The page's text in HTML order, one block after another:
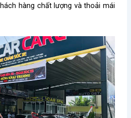
hàng chất lượng và thoải mái